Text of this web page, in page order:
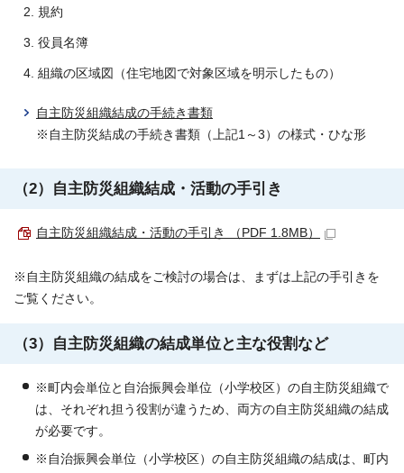
規約
役員名簿
組織の区域図（住宅地図で対象区域を明示したもの）
自主防災組織結成の手続き書類
※自主防災結成の手続き書類（上記1～3）の様式・ひな形
（2）自主防災組織結成・活動の手引き
自主防災組織結成・活動の手引き （PDF 1.8MB）
※自主防災組織の結成をご検討の場合は、まずは上記の手引きを
ご覧ください。
（3）自主防災組織の結成単位と主な役割など
※町内会単位と自治振興会単位（小学校区）の自主防災組織で
は、それぞれ担う役割が違うため、両方の自主防災組織の結成
が必要です。
※自治振興会単位（小学校区）の自主防災組織の結成は、町内